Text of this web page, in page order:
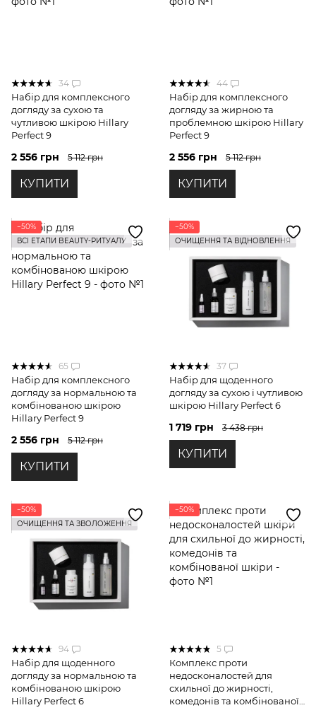
34
Набір для комплексного
догляду за сухою та
чутливою шкірою Hillary
Perfect 9
2 556 грн 5 112 грн
КУПИТИ
44
Набір для комплексного
догляду за жирною та
проблемною шкірою Hillary
Perfect 9
2 556 грн 5 112 грн
КУПИТИ
−50%
ВСІ ЕТАПИ BEAUTY-РИТУАЛУ
65
Набір для комплексного
догляду за нормальною та
комбінованою шкірою
Hillary Perfect 9
2 556 грн 5 112 грн
КУПИТИ
−50%
ОЧИЩЕННЯ ТА ВІДНОВЛЕННЯ
37
Набір для щоденного
догляду за сухою і чутливою
шкірою Hillary Perfect 6
1 719 грн 3 438 грн
КУПИТИ
−50%
ОЧИЩЕННЯ ТА ЗВОЛОЖЕННЯ
94
Набір для щоденного
догляду за нормальною та
комбінованою шкірою
Hillary Perfect 6
−50%
5
Комплекс проти
недосконалостей для
схильної до жирності,
комедонів та комбінованої